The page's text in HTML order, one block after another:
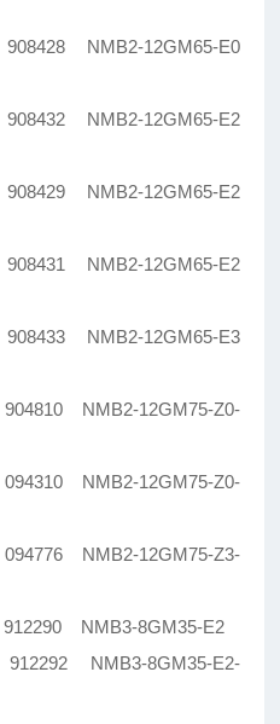
NMB2-12GM65-E0
NMB2-12GM65-E2
NMB2-12GM65-E2
NMB2-12GM65-E2
NMB2-12GM65-E3
NMB2-12GM75-Z0-
NMB2-12GM75-Z0-
NMB2-12GM75-Z3-
NMB3-8GM35-E2
912292 NMB3-8GM35-E2-